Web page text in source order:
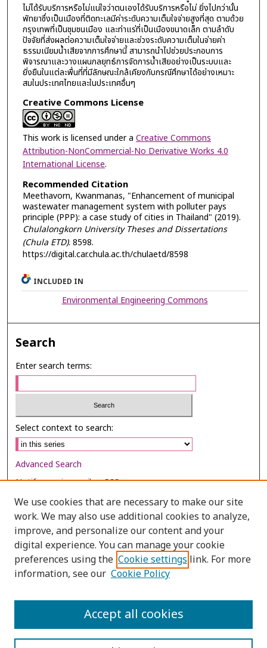
ไม่ได้รับบริการหรือไม่แน่ใจว่าตนเองได้รับบริการหรือไม่ ยิ่งไปกว่านั้น
พัทยาซึ่งเป็นเมืองที่ติดทะเลมีค่าระดับความเต็มใจจ่ายสูงที่สุด ตามด้วย
กรุงเทพที่เป็นชุมชนเมือง และท่าแร่ที่เป็นเมืองขนาดเล็ก ตามลำดับ
ปัจจัยที่ส่งผลต่อความเต็มใจจ่ายและช่วงระดับความเต็มในจ่ายค่า
ธรรมเนียมน้ำเสียจากการศึกษานี้ สามารถนำไปช่วยประกอบการ
พิจารณาและวางแผนกลยุทธ์การจัดการน้ำเสียอย่างเป็นระบบและ
ยั่งยืนในแต่ละพื่นที่ที่มีลักษณะใกล้เคียงกับกรณีศึกษาได้อย่างเหมาะ
สมในประเทศไทยและในประเทศอื่นๆ
Creative Commons License
This work is licensed under a Creative Commons
Attribution-NonCommercial-No Derivative Works 4.0
International License.
Recommended Citation
Meethavorn, Kwanmanas, "Enhancement of municipal
wastewater management system with polluter pays
principle (PPP): a case study of cities in Thailand" (2019).
Chulalongkorn University Theses and Dissertations
(Chula ETD). 8598.
https://digital.car.chula.ac.th/chulaetd/8598
INCLUDED IN
Environmental Engineering Commons
Search
Enter search terms:
Select context to search:
Advanced Search
Notify me via email orRSS
Browse
Collections
Disciplines
Authors
We use cookies that are necessary to make our site
work. We may also use additional cookies to analyze,
improve, and personalize our content and your
digital experience. You can manage your cookie
preferences using the Cookie settings link. For more
information, see our Cookie Policy
Accept all cookies